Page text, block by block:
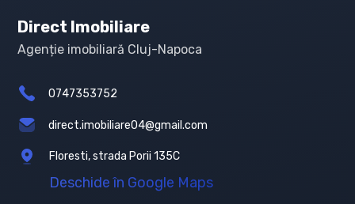
Direct Imobiliare
Agenție imobiliară Cluj-Napoca
0747353752
direct.imobiliare04@gmail.com
Floresti, strada Porii 135C
Deschide în Google Maps